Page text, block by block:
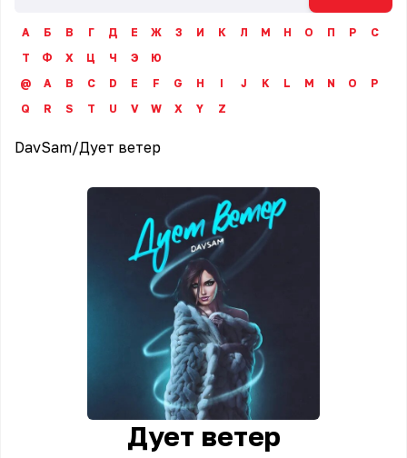
А Б В Г Д Е Ж З И К Л М Н О П Р
С
Т
Ф Х Ц Ч Э
Ю
@
A B C D E F G H I J K L M N O
P
Q
R S T U V W X Y Z
DavSam/Дует ветер
Дует ветер